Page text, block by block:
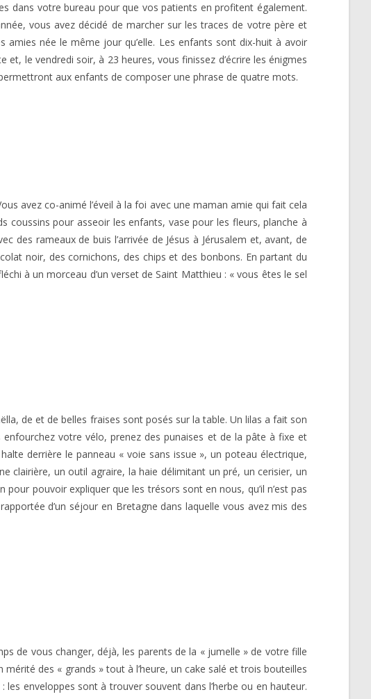
dans votre bureau pour que vos patients en profitent également.
vous avez décidé de marcher sur les traces de votre père et
née le même jour qu’elle. Les enfants sont dix-huit à avoir
et, le vendredi soir, à 23 heures, vous finissez d’écrire les énigmes
aux enfants de composer une phrase de quatre mots.
avez co-animé l’éveil à la foi avec une maman amie qui fait cela
coussins pour asseoir les enfants, vase pour les fleurs, planche à
des rameaux de buis l’arrivée de Jésus à Jérusalem et, avant, de
noir, des cornichons, des chips et des bonbons. En partant du
à un morceau d’un verset de Saint Matthieu : « vous êtes le sel
de et de belles fraises sont posés sur la table. Un lilas a fait son
enfourchez votre vélo, prenez des punaises et de la pâte à fixe et
derrière le panneau « voie sans issue », un poteau électrique,
clairière, un outil agraire, la haie délimitant un pré, un cerisier, un
pouvoir expliquer que les trésors sont en nous, qu’il n’est pas
d’un séjour en Bretagne dans laquelle vous avez mis des
de vous changer, déjà, les parents de la « jumelle » de votre fille
des « grands » tout à l’heure, un cake salé et trois bouteilles
enveloppes sont à trouver souvent dans l’herbe ou en hauteur.